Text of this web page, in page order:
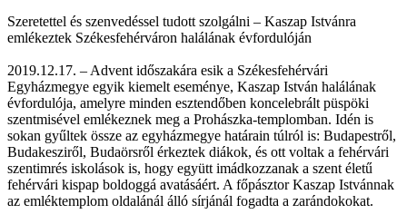
Szeretettel és szenvedéssel tudott szolgálni – Kaszap Istvánra
emlékeztek Székesfehérváron halálának évfordulóján
2019.12.17. – Advent időszakára esik a Székesfehérvári
Egyházmegye egyik kiemelt eseménye, Kaszap István halálának
évfordulója, amelyre minden esztendőben koncelebrált püspöki
szentmisével emlékeznek meg a Prohászka-templomban. Idén is
sokan gyűltek össze az egyházmegye határain túlról is: Budapestről,
Budakesziről, Budaörsről érkeztek diákok, és ott voltak a fehérvári
szentimrés iskolások is, hogy együtt imádkozzanak a szent életű
fehérvári kispap boldoggá avatásáért. A főpásztor Kaszap Istvánnak
az emléktemplom oldalánál álló sírjánál fogadta a zarándokokat.